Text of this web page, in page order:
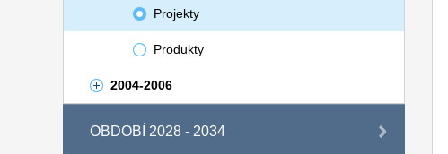
Projekty
Produkty
2004-2006
OBDOBÍ 2028 - 2034